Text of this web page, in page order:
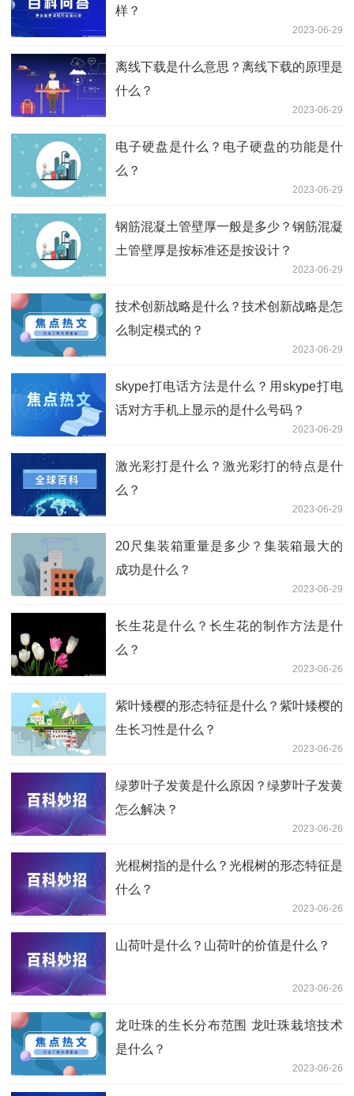
样？
2023-06-29
离线下载是什么意思？离线下载的原理是
什么？
2023-06-29
电子硬盘是什么？电子硬盘的功能是什
么？
2023-06-29
钢筋混凝土管壁厚一般是多少？钢筋混凝
土管壁厚是按标准还是按设计？
2023-06-29
技术创新战略是什么？技术创新战略是怎
么制定模式的？
2023-06-29
skype打电话方法是什么？用skype打电
话对方手机上显示的是什么号码？
2023-06-29
激光彩打是什么？激光彩打的特点是什
么？
2023-06-29
20尺集装箱重量是多少？集装箱最大的
成功是什么？
2023-06-29
长生花是什么？长生花的制作方法是什
么？
2023-06-26
紫叶矮樱的形态特征是什么？紫叶矮樱的
生长习性是什么？
2023-06-26
绿萝叶子发黄是什么原因？绿萝叶子发黄
怎么解决？
2023-06-26
光棍树指的是什么？光棍树的形态特征是
什么？
2023-06-26
山荷叶是什么？山荷叶的价值是什么？
2023-06-26
龙吐珠的生长分布范围 龙吐珠栽培技术
是什么？
2023-06-26